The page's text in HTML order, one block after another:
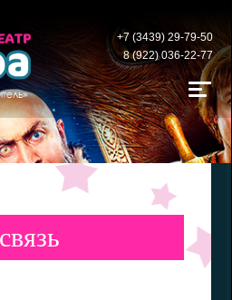
+7 (3439) 29-79-50
8 (922) 036-22-77